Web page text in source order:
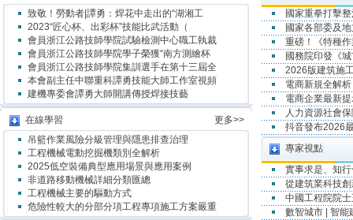
致敬！勞動者|譚勇：焊花中走出的“湖湘工
2023“匠心杯、出彩杯”技能比武活動（
會員浙江公路技師學院試驗檢測中心職工執裁
會員浙江公路技師學院學子榮獲“南方測繪杯
會員浙江公路技師學院集訓選手在第十三屆全
本會副主任中聯重科譚勇技能大師工作室視頻
建機專委會譚勇大師開講傳授焊接技藝
在線學習
更多>>
吊籃作業風險分級管理與隱患排查治理
工程機械電動挖掘機類別全解析
2025低空裝備典型應用場景與應用案例
非道路移動機械詳細分類匯總
工程機械主要的驅動方式
危險性較大的分部分項工程專項施工方案嚴重
國家重拳打擊
國家各部委及
重磅！《特種
國務院印發《
2026版建筑施
電商新規全解
電商企業最新提
人力資源社會
抖音發布2026
專家視點
實事求是、
從建筑業科技
中國工程院院
數智城市 | 智能